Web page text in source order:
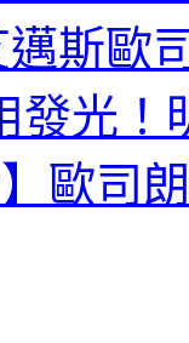
斯歐
發光！
】歐司